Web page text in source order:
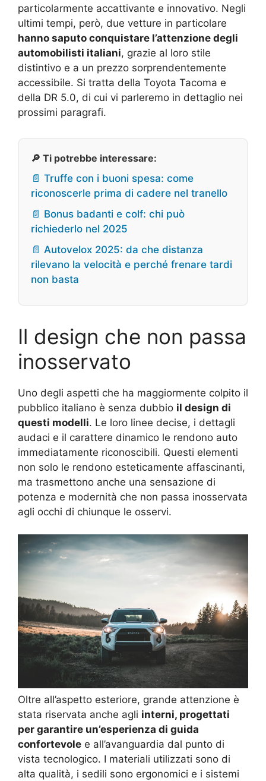
particolarmente accattivante e innovativo. Negli
ultimi tempi, però, due vetture in particolare
hanno saputo conquistare l’attenzione degli
automobilisti italiani, grazie al loro stile
distintivo e a un prezzo sorprendentemente
accessibile. Si tratta della Toyota Tacoma e
della DR 5.0, di cui vi parleremo in dettaglio nei
prossimi paragrafi.
🔎 Ti potrebbe interessare:
📄 Truffe con i buoni spesa: come
riconoscerle prima di cadere nel tranello
📄 Bonus badanti e colf: chi può
richiederlo nel 2025
📄 Autovelox 2025: da che distanza
rilevano la velocità e perché frenare tardi
non basta
Il design che non passa
inosservato
Uno degli aspetti che ha maggiormente colpito il
pubblico italiano è senza dubbio il design di
questi modelli. Le loro linee decise, i dettagli
audaci e il carattere dinamico le rendono auto
immediatamente riconoscibili. Questi elementi
non solo le rendono esteticamente affascinanti,
ma trasmettono anche una sensazione di
potenza e modernità che non passa inosservata
agli occhi di chiunque le osservi.
Oltre all’aspetto esteriore, grande attenzione è
stata riservata anche agli interni, progettati
per garantire un’esperienza di guida
confortevole e all’avanguardia dal punto di
vista tecnologico. I materiali utilizzati sono di
alta qualità, i sedili sono ergonomici e i sistemi